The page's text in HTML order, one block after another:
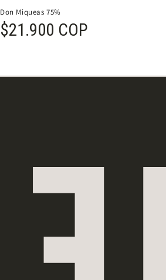
Don Miqueas 75%
Prezzo di listino
$21.900 COP